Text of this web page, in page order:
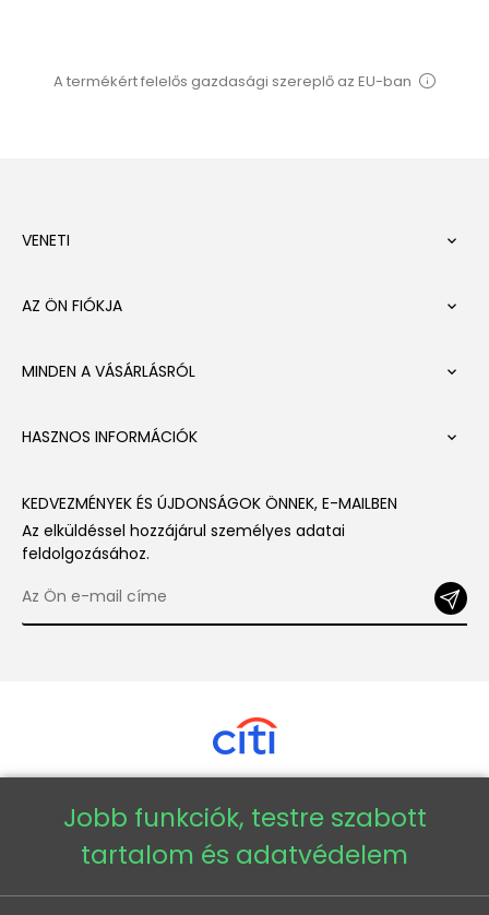
A termékért felelős gazdasági szereplő az EU-ban
VENETI 
AZ ÖN FIÓKJA 
MINDEN A VÁSÁRLÁSRÓL 
HASZNOS INFORMÁCIÓK 
KEDVEZMÉNYEK ÉS ÚJDONSÁGOK ÖNNEK, E-MAILBEN
Az elküldéssel hozzájárul személyes adatai
feldolgozásához.
Copyright © 2026 - Veneti™
Jobb funkciók, testre szabott
tartalom és adatvédelem